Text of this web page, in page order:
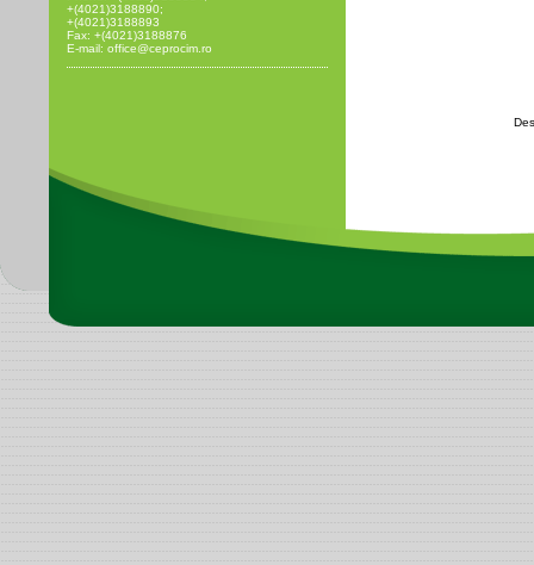
+(4021)3188890;
+(4021)3188893
Fax: +(4021)3188876
E-mail: office@ceprocim.ro